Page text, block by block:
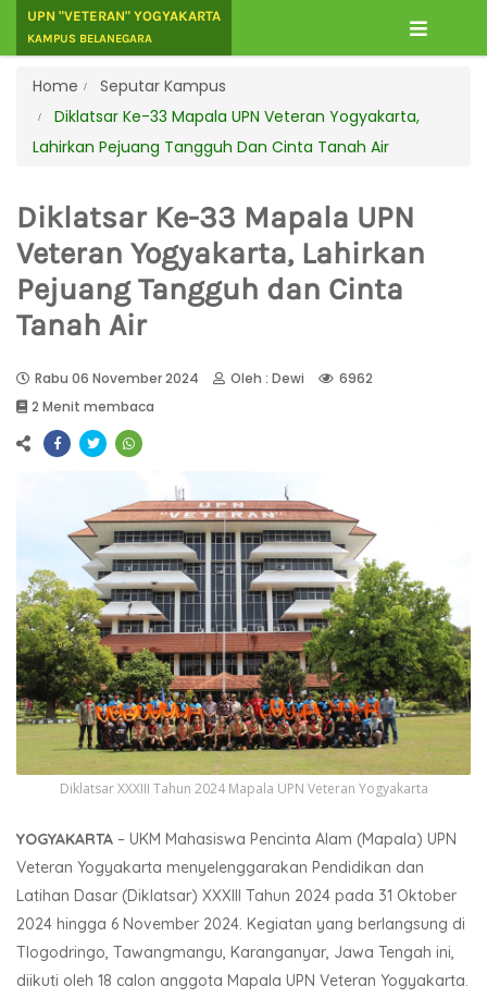
UPN "VETERAN" YOGYAKARTA
KAMPUS BELANEGARA
Home
Seputar Kampus
Diklatsar Ke-33 Mapala UPN Veteran Yogyakarta,
Lahirkan Pejuang Tangguh Dan Cinta Tanah Air
Diklatsar Ke-33 Mapala UPN
Veteran Yogyakarta, Lahirkan
Pejuang Tangguh dan Cinta
Tanah Air
Rabu 06 November 2024 Oleh : Dewi
6962
2 Menit membaca
Diklatsar XXXIII Tahun 2024 Mapala UPN Veteran Yogyakarta
YOGYAKARTA – UKM Mahasiswa Pencinta Alam (Mapala) UPN
Veteran Yogyakarta menyelenggarakan Pendidikan dan
Latihan Dasar (Diklatsar) XXXIII Tahun 2024 pada 31 Oktober
2024 hingga 6 November 2024. Kegiatan yang berlangsung di
Tlogodringo, Tawangmangu, Karanganyar, Jawa Tengah ini,
diikuti oleh 18 calon anggota Mapala UPN Veteran Yogyakarta.